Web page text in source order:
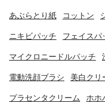
あぶらとり紙 コットン
ニキビパッチ フェイスパ
マイクロニードルパッチ
電動洗顔ブラシ 美白クリ
プラセンタクリーム ホホ